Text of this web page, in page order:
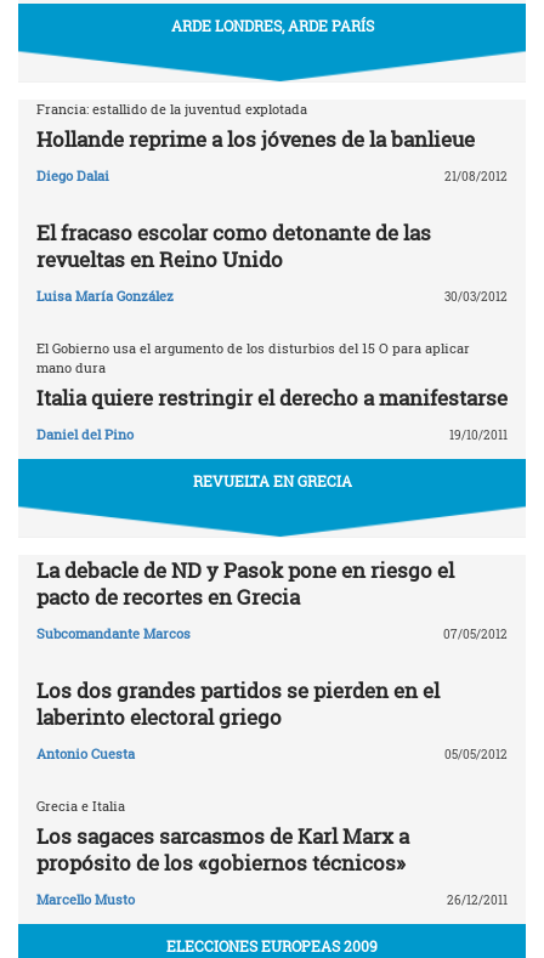
ARDE LONDRES, ARDE PARÍS
Francia: estallido de la juventud explotada
Hollande reprime a los jóvenes de la banlieue
Diego Dalai 21/08/2012
El fracaso escolar como detonante de las
revueltas en Reino Unido
Luisa María González 30/03/2012
El Gobierno usa el argumento de los disturbios del 15 O para aplicar
mano dura
Italia quiere restringir el derecho a manifestarse
Daniel del Pino 19/10/2011
REVUELTA EN GRECIA
La debacle de ND y Pasok pone en riesgo el
pacto de recortes en Grecia
Subcomandante Marcos 07/05/2012
Los dos grandes partidos se pierden en el
laberinto electoral griego
Antonio Cuesta 05/05/2012
Grecia e Italia
Los sagaces sarcasmos de Karl Marx a
propósito de los «gobiernos técnicos»
Marcello Musto 26/12/2011
ELECCIONES EUROPEAS 2009